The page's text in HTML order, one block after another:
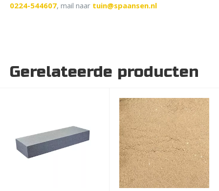
0224-544607, mail naar tuin@spaansen.nl
Gerelateerde producten